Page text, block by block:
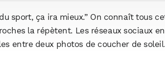
sport, ça ira mieux.” On connaît tous
la répètent. Les réseaux sociaux
entre deux photos de coucher de